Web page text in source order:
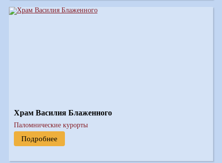
Храм Василия Блаженного
Паломнические курорты
Подробнее